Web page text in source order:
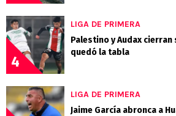
4
LIGA DE PRIMERA
Palestino y Audax
quedó la tabla
LIGA DE PRIMERA
Jaime García abronca a